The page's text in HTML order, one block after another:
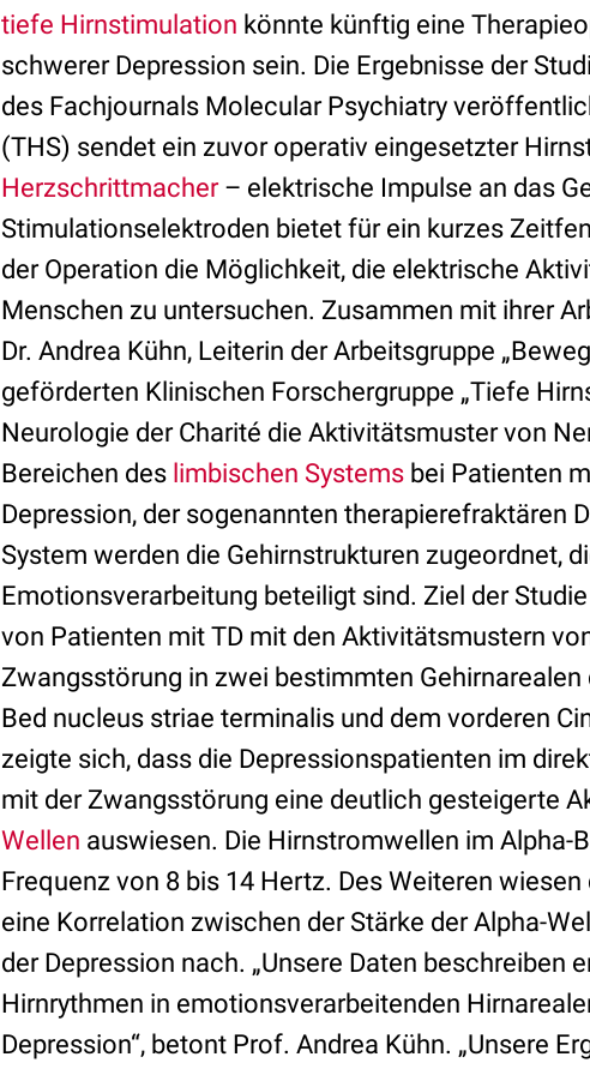
tiefe Hirnstimulation könnte künftig eine
schwerer Depression sein. Die Ergebnisse der
des Fachjournals Molecular Psychiatry
(THS) sendet ein zuvor operativ eingesetzter
Herzschrittmacher– elektrische Impulse an das
Stimulationselektroden bietet für ein kurzes
der Operation die Möglichkeit, die elektrische
Menschen zu untersuchen. Zusammen mit ihrer
Dr. Andrea Kühn, Leiterin der Arbeitsgruppe
geförderten Klinischen Forschergruppe „Tiefe
Neurologie der Charité die Aktivitätsmuster von
Bereichen des limbischen Systems bei Patienten
Depression, der sogenannten therapierefraktären
System werden die Gehirnstrukturen zugeordnet,
Emotionsverarbeitung beteiligt sind. Ziel der
von Patienten mit TD mit den Aktivitätsmustern
Zwangsstörung in zwei bestimmten
Bed nucleus striae terminalis und dem vorderen
zeigte sich, dass die Depressionspatienten im
mit der Zwangsstörung eine deutlich gesteigerte
Wellen auswiesen. Die Hirnstromwellen im Alpha-
Frequenz von 8 bis 14 Hertz. Des Weiteren
eine Korrelation zwischen der Stärke der Alpha-
der Depression nach. „Unsere Daten beschreiben
Hirnrythmen in emotionsverarbeitenden
Depression“, betont Prof. Andrea Kühn. „Unsere